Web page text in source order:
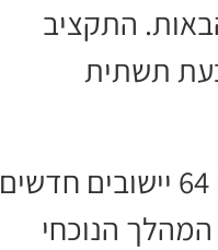
התקציב
תשתית
על פי נתוני הממשלה, במהלך שלוש השנים האחרונות קודמו 64 יישובים חדשים
המהלך הנוכחי